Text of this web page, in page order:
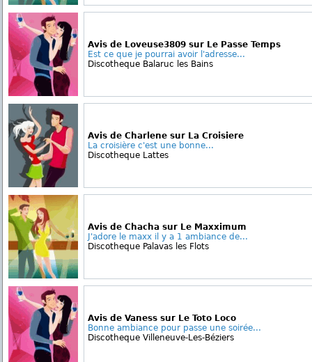
Avis de Loveuse3809 sur Le Passe Temps
Est ce que je pourrai avoir l'adresse...
Discotheque Balaruc les Bains
Avis de Charlene sur La Croisiere
La croisière c'est une bonne...
Discotheque Lattes
Avis de Chacha sur Le Maxximum
J'adore le maxx il y a 1 ambiance de...
Discotheque Palavas les Flots
Avis de Vaness sur Le Toto Loco
Bonne ambiance pour passe une soirée...
Discotheque Villeneuve-Les-Béziers